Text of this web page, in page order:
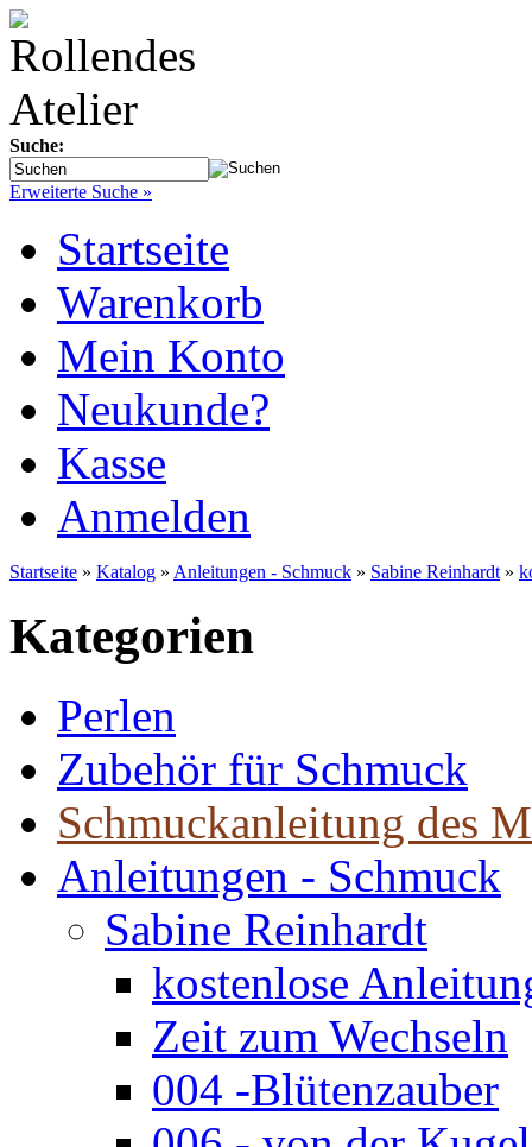
Suche:
Erweiterte Suche »
Startseite
Warenkorb
Mein Konto
Neukunde?
Kasse
Anmelden
Startseite » Katalog » Anleitungen - Schmuck » Sabine Reinhardt »
Kategorien
Perlen
Zubehör für Schmuck
Schmuckanleitung des
Anleitungen - Schmuck
Sabine Reinhardt
kostenlose
Zeit zum Wechseln
004 -Blütenzauber